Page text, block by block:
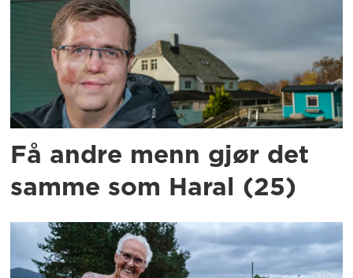
Få andre menn gjør det
samme som Haral (25)